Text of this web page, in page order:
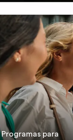
Programas para